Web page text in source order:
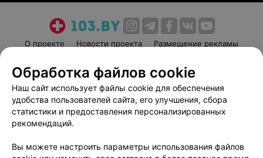
О проекте Новости проекта
Размещение рекламы
Пользовательское соглашение
Способы оплаты
Вакансии
Партнеры
Написать руководителю 103.by
Обработка файлов cookie
Наш сайт использует файлы cookie для обеспечения
удобства пользователей сайта, его улучшения, сбора
статистики и предоставления персонализированных
рекомендаций.
Вы можете настроить параметры использования файлов